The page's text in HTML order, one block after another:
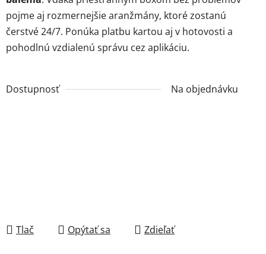
pojme aj rozmernejšie aranžmány, ktoré zostanú
čerstvé 24/7. Ponúka platbu kartou aj v hotovosti a
pohodlnú vzdialenú správu cez aplikáciu.
Dostupnosť Na objednávku
Tlač Opýtať sa Zdieľať